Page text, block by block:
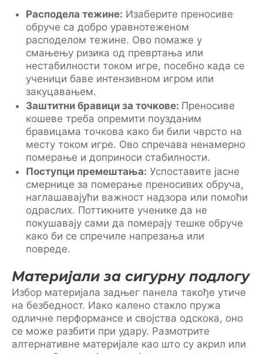
Расподела тежине: Изаберите преносиве
обруче са добро уравнотеженом
расподелом тежине. Ово помаже у
смањењу ризика од превртања или
нестабилности током игре, посебно када се
ученици баве интензивном игром или
закуцавањем.
Заштитни бравици за точкове: Преносиве
кошеве треба опремити поузданим
бравицама точкова како би били чврсто на
месту током игре. Ово спречава ненамерно
померање и доприноси стабилности.
Поступци премештања: Успоставите јасне
смернице за померање преносивих обруча,
наглашавајући важност надзора или помоћи
одраслих. Поттикните ученике да не
покушавају сами да померају тешке обруче
како би се спречиле напрезања или
повреде.
Материјали за сигурну подлогу
Избор материјала задњег панела такође утиче
на безбедност. Иако калено стакло пружа
одличне перформансе и својства одскока, оно
се може разбити при удару. Размотрите
алтернативне материјале као што су акрил или